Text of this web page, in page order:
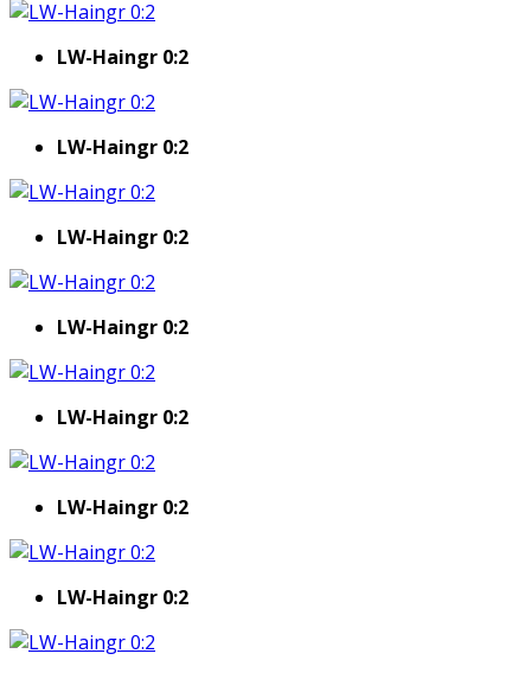
LW-Haingr 0:2
LW-Haingr 0:2
LW-Haingr 0:2
LW-Haingr 0:2
LW-Haingr 0:2
LW-Haingr 0:2
LW-Haingr 0:2